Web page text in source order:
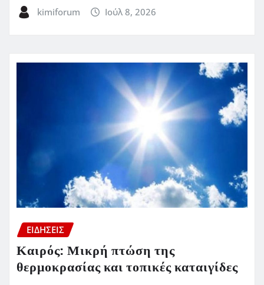
kimiforum Ιούλ 8, 2026
ΕΙΔΗΣΕΙΣ
Καιρός: Μικρή πτώση της
θερμοκρασίας και τοπικές καταιγίδες